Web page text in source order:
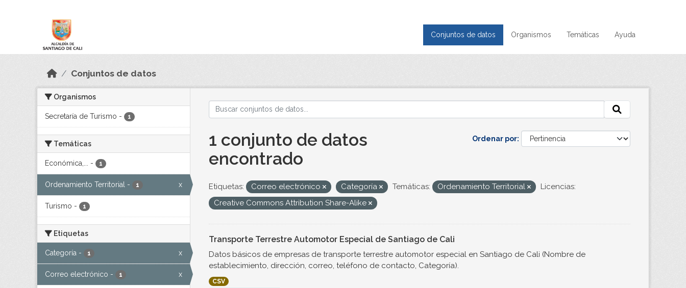
Conjuntos de datos Organismos Temáticas Ayuda
Conjuntos de datos
Organismos
Secretaría de Turismo - 1
Temáticas
Económica,... - 1
Ordenamiento Territorial - 1 x
Turismo - 1
Etiquetas
Categoría - 1 x
Correo electrónico - 1 x
Ordenar por
1 conjunto de datos
encontrado
Etiquetas: Correo electrónico Categoría Temáticas: Ordenamiento Territorial
Licencias:
Creative Commons Attribution Share-Alike
Transporte Terrestre Automotor Especial de Santiago de Cali
Datos básicos de empresas de transporte terrestre automotor especial en Santiago de Cali (Nombre de
establecimiento, dirección, correo, teléfono de contacto, Categoría).
CSV